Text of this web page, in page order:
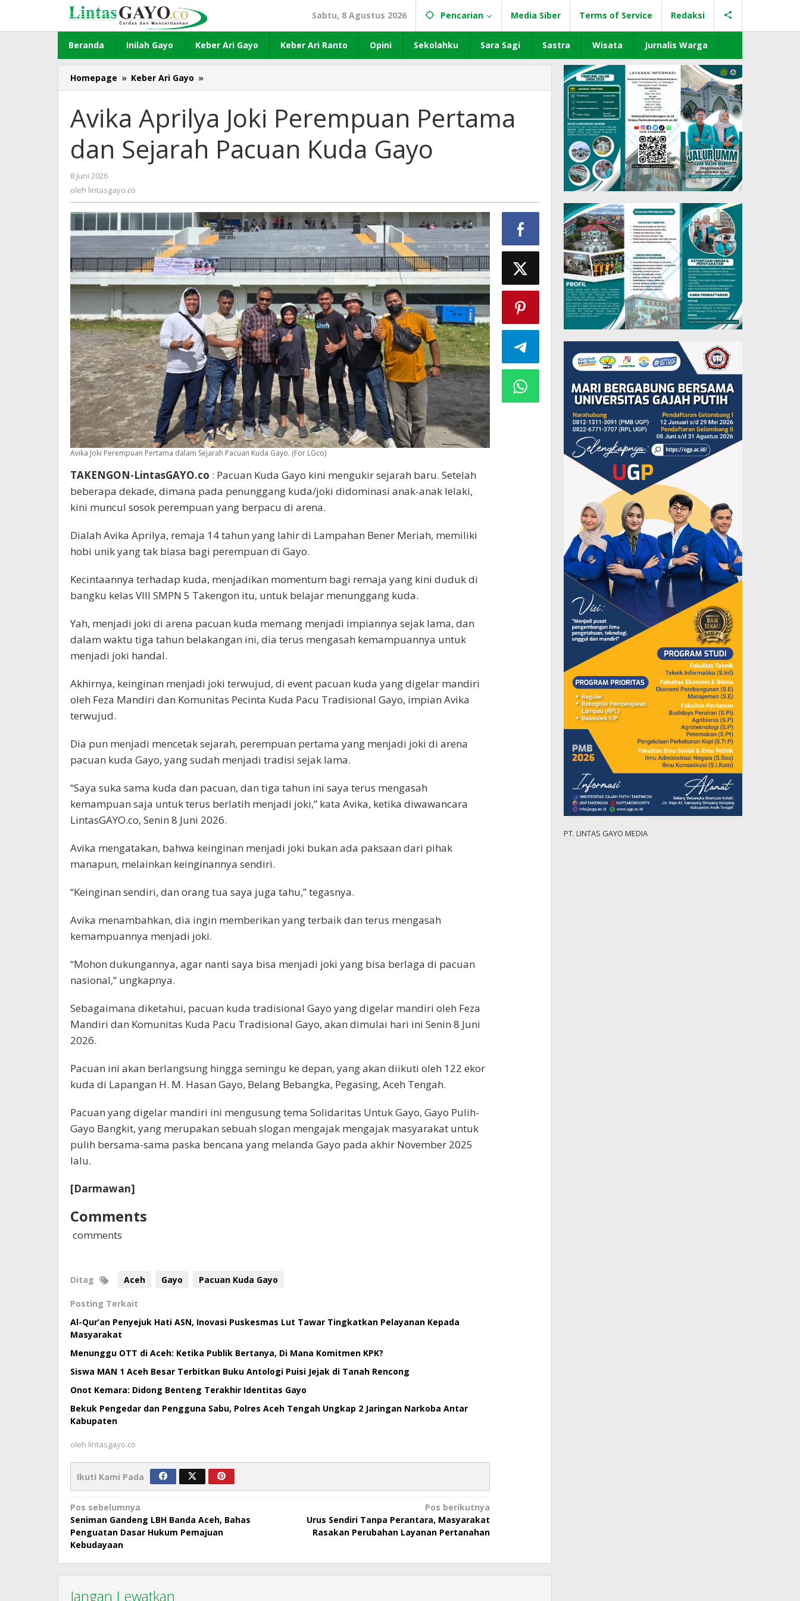
konten
Sabtu, 8 Agustus 2026 Pencarian Media Siber Terms of Service Redaksi
Beranda Inilah Gayo Keber Ari Gayo Keber Ari Ranto Opini Sekolahku Sara Sagi Sastra Wisata Jurnalis Warga
Homepage » Keber Ari Gayo »
Aprilya
Perempuan
Pertama
dan
Sejarah
Avika Aprilya Joki Perempuan Pertama
dan Sejarah Pacuan Kuda Gayo
8 Juni 2026
lintasgayo.co
oleh lintasgayo.co
Avika Joki Perempuan Pertama dalam Sejarah Pacuan Kuda Gayo. (For LGco)
TAKENGON-LintasGAYO.co : Pacuan Kuda Gayo kini mengukir sejarah baru. Setelah
beberapa dekade, dimana pada penunggang kuda/joki didominasi anak-anak lelaki,
kini muncul sosok perempuan yang berpacu di arena.
Dialah Avika Aprilya, remaja 14 tahun yang lahir di Lampahan Bener Meriah, memiliki
hobi unik yang tak biasa bagi perempuan di Gayo.
Kecintaannya terhadap kuda, menjadikan momentum bagi remaja yang kini duduk di
bangku kelas VIII SMPN 5 Takengon itu, untuk belajar menunggang kuda.
Yah, menjadi joki di arena pacuan kuda memang menjadi impiannya sejak lama, dan
dalam waktu tiga tahun belakangan ini, dia terus mengasah kemampuannya untuk
menjadi joki handal.
Akhirnya, keinginan menjadi joki terwujud, di event pacuan kuda yang digelar mandiri
oleh Feza Mandiri dan Komunitas Pecinta Kuda Pacu Tradisional Gayo, impian Avika
terwujud.
Dia pun menjadi mencetak sejarah, perempuan pertama yang menjadi joki di arena
pacuan kuda Gayo, yang sudah menjadi tradisi sejak lama.
“Saya suka sama kuda dan pacuan, dan tiga tahun ini saya terus mengasah
kemampuan saja untuk terus berlatih menjadi joki,” kata Avika, ketika diwawancara
LintasGAYO.co, Senin 8 Juni 2026.
Avika mengatakan, bahwa keinginan menjadi joki bukan ada paksaan dari pihak
manapun, melainkan keinginannya sendiri.
“Keinginan sendiri, dan orang tua saya juga tahu,” tegasnya.
Avika menambahkan, dia ingin memberikan yang terbaik dan terus mengasah
kemampuannya menjadi joki.
“Mohon dukungannya, agar nanti saya bisa menjadi joki yang bisa berlaga di pacuan
nasional,” ungkapnya.
Sebagaimana diketahui, pacuan kuda tradisional Gayo yang digelar mandiri oleh Feza
Mandiri dan Komunitas Kuda Pacu Tradisional Gayo, akan dimulai hari ini Senin 8 Juni
2026.
Pacuan ini akan berlangsung hingga semingu ke depan, yang akan diikuti oleh 122 ekor
kuda di Lapangan H. M. Hasan Gayo, Belang Bebangka, Pegasing, Aceh Tengah.
Pacuan yang digelar mandiri ini mengusung tema Solidaritas Untuk Gayo, Gayo Pulih-
Gayo Bangkit, yang merupakan sebuah slogan mengajak mengajak masyarakat untuk
pulih bersama-sama paska bencana yang melanda Gayo pada akhir November 2025
lalu.
[Darmawan]
Comments
comments
Ditag Aceh Gayo Pacuan Kuda Gayo
Posting Terkait
Al-Qur’an Penyejuk Hati ASN, Inovasi Puskesmas Lut Tawar Tingkatkan Pelayanan Kepada
Masyarakat
Menunggu OTT di Aceh: Ketika Publik Bertanya, Di Mana Komitmen KPK?
Siswa MAN 1 Aceh Besar Terbitkan Buku Antologi Puisi Jejak di Tanah Rencong
Onot Kemara: Didong Benteng Terakhir Identitas Gayo
Bekuk Pengedar dan Pengguna Sabu, Polres Aceh Tengah Ungkap 2 Jaringan Narkoba Antar
Kabupaten
oleh lintasgayo.co
Ikuti Kami Pada
Navigasi
pos
Pos sebelumnya
Seniman Gandeng LBH Banda Aceh, Bahas
Penguatan Dasar Hukum Pemajuan
Kebudayaan
Pos berikutnya
Urus Sendiri Tanpa Perantara, Masyarakat
Rasakan Perubahan Layanan Pertanahan
Jangan Lewatkan
PT. LINTAS GAYO MEDIA